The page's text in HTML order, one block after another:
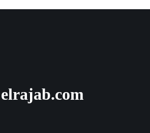
elrajab.com